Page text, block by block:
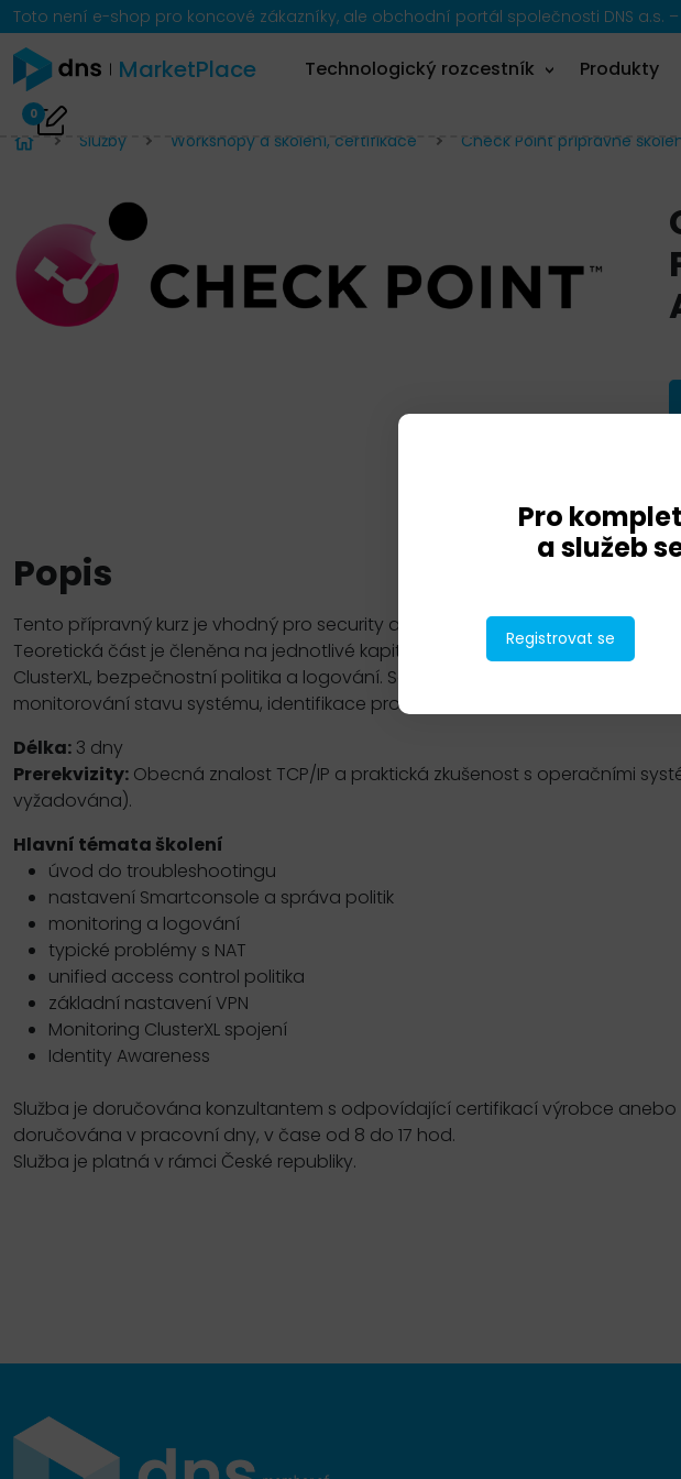
Toto není e-shop pro koncové zákazníky, ale obchodní portál společnosti DNS a.s.
MarketPlace Technologický rozcestník Produkty
0
Služby Workshopy a školení, certifikace Check Point přípravné
Popis
Tento přípravný kurz je vhodný pro security administrátory spravující Check
Teoretická část je členěna na jednotlivé kapitoly zabývající se
ClusterXL, bezpečnostní politika a logování. Součástí kurzu jsou praktické
monitorování stavu systému, identifikace problému a aplikace řešení. Vítané
Délka: 3 dny
Prerekvizity: Obecná znalost TCP/IP a praktická zkušenost s operačními
vyžadována).
Hlavní témata školení
úvod do troubleshootingu
nastavení Smartconsole a správa politik
monitoring a logování
typické problémy s NAT
unified access control politika
základní nastavení VPN
Monitoring ClusterXL spojení
Identity Awareness
Služba je doručována konzultantem s odpovídající certifikací výrobce anebo
doručována v pracovní dny, v čase od 8 do 17 hod.
Služba je platná v rámci České republiky.
Pro
a služeb
Registrovat se